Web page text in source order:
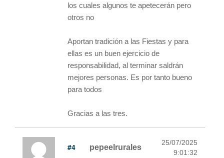
los cuales algunos te apetecerán pero
otros no
Aportan tradición a las Fiestas y para
ellas es un buen ejercicio de
responsabilidad, al terminar saldrán
mejores personas. Es por tanto bueno
para todos
Gracias a las tres.
#4 pepeelrurales
25/07/2025
9:01:32